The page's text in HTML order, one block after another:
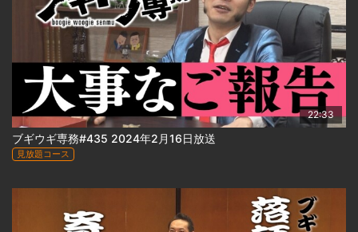
22:33
ブギウギ専務#435 2024年2月16日放送
見放題コース